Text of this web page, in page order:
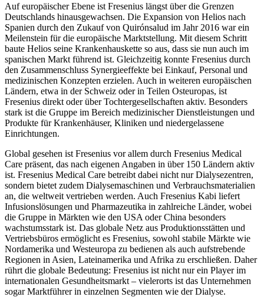
Auf europäischer Ebene ist Fresenius längst über die Grenzen
Deutschlands hinausgewachsen. Die Expansion von Helios nach
Spanien durch den Zukauf von Quirónsalud im Jahr 2016 war ein
Meilenstein für die europäische Marktstellung. Mit diesem Schritt
baute Helios seine Krankenhauskette so aus, dass sie nun auch im
spanischen Markt führend ist. Gleichzeitig konnte Fresenius durch
den Zusammenschluss Synergieeffekte bei Einkauf, Personal und
medizinischen Konzepten erzielen. Auch in weiteren europäischen
Ländern, etwa in der Schweiz oder in Teilen Osteuropas, ist
Fresenius direkt oder über Tochtergesellschaften aktiv. Besonders
stark ist die Gruppe im Bereich medizinischer Dienstleistungen und
Produkte für Krankenhäuser, Kliniken und niedergelassene
Einrichtungen.
Global gesehen ist Fresenius vor allem durch Fresenius Medical
Care präsent, das nach eigenen Angaben in über 150 Ländern aktiv
ist. Fresenius Medical Care betreibt dabei nicht nur Dialysezentren,
sondern bietet zudem Dialysemaschinen und Verbrauchsmaterialien
an, die weltweit vertrieben werden. Auch Fresenius Kabi liefert
Infusionslösungen und Pharmazeutika in zahlreiche Länder, wobei
die Gruppe in Märkten wie den USA oder China besonders
wachstumsstark ist. Das globale Netz aus Produktionsstätten und
Vertriebsbüros ermöglicht es Fresenius, sowohl stabile Märkte wie
Nordamerika und Westeuropa zu bedienen als auch aufstrebende
Regionen in Asien, Lateinamerika und Afrika zu erschließen. Daher
rührt die globale Bedeutung: Fresenius ist nicht nur ein Player im
internationalen Gesundheitsmarkt – vielerorts ist das Unternehmen
sogar Marktführer in einzelnen Segmenten wie der Dialyse.